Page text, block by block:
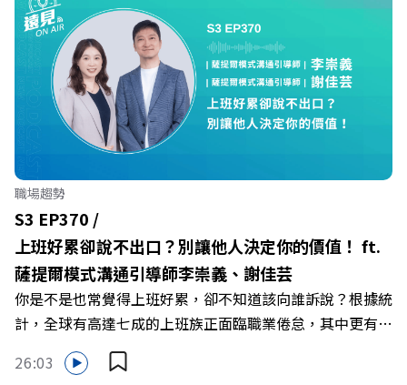
遠，帶你解析可爾姿如何打造出兼顧健康生活與女力創業的
健身新契機！ 🔺如何從「傳統大型健身房」轉型為「社區
運動便利店」？ 🔺運動如何落實最貼心的「女性專屬、零
壓力」空間？ 🔺對抗肌少症、預防高齡化！驚豔醫學界的
「社會處方」 🔺超高加盟成功率！為無數女性圓夢的「女
力互助與微型創業平台」 主持人／遠見雜誌副社長兼遠見
智庫總編輯 李建興 與談人／可爾姿Curves台灣執行長 林宏
遠 +++++ 🫧清除腦袋的盲點，也順手理清生活的雜亂。 點
開看質感養成術>> https://gvmkt.pse.is/9al3px ✨關注
《遠見》更多的社群： LINE：https://reurl.cc/A4ELQp
IG：https://bit.ly/3AjBWNV YT：https://bit.ly/38jNi9k
Powered by Firstory Hosting
職場趨勢
S3 EP370 /
上班好累卻說不出口？別讓他人決定你的價值！ ft.
薩提爾模式溝通引導師李崇義、謝佳芸
你是不是也常覺得上班好累，卻不知道該向誰訴說？根據統
計，全球有高達七成的上班族正面臨職業倦怠，其中更有三
成默默承受著「沉默的倦怠」。當主管的期待、同儕的競爭
與承上啟下的壓力成為日常，身在職場的我們該如何停止無
26:03